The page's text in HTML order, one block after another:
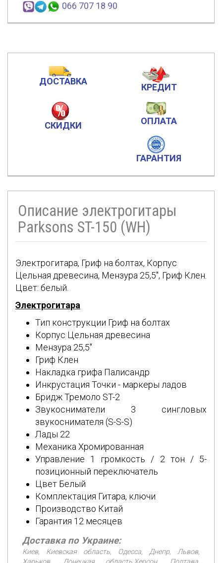
066 707 18 90
ДОСТАВКА
КРЕДИТ
СКИДКИ ОПЛАТА
ГАРАНТИЯ
Описание электрогитары
Parksons ST-150 (WH)
Электрогитара, Гриф на болтах, Корпус
Цельная древесина, Мензура 25,5", Гриф Клен.
Цвет: белый.
Электрогитара
Тип конструкции Гриф на болтах
Корпус Цельная древесина
Мензура 25,5"
Гриф Клен
Накладка грифа Палисандр
Инкрустация Точки - маркеры ладов
Бридж Тремоло ST-2
Звукосниматели 3 сингловых
звукоснимателя (S-S-S)
Лады 22
Механика Хромированная
Управление 1 громкость / 2 тон / 5-
позиционный переключатель
Цвет Белый
Комплектация Гитара, ключи
Производство Китай
Гарантия 12 месяцев
Доставка по Украине:
Киев, Киевская область, Одесса, Днепр, Львов,